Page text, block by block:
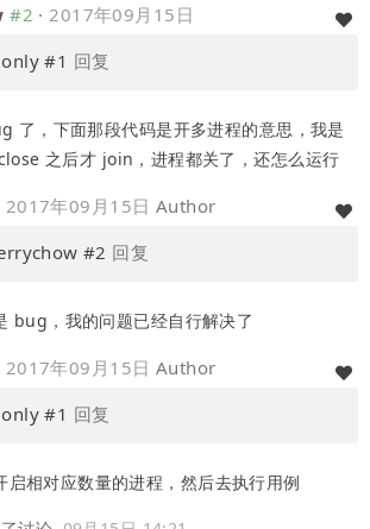
#2 · 2017年09月15日
#1 回复
了，下面那段代码是开多进程的意思，我是
之后才 join，进程都关了，还怎么运行
2017年09月15日 Author
#2 回复
bug，我的问题已经自行解决了
2017年09月15日 Author
#1 回复
启相对应数量的进程，然后去执行用例